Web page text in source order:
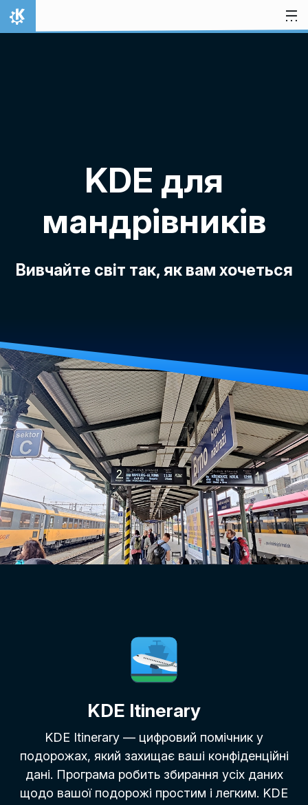
Перейти до вмісту
Домівка
KDE для
мандрівників
Вивчайте світ так, як вам хочеться
KDE Itinerary
KDE Itinerary — цифровий помічник у
подорожах, який захищає ваші конфіденційні
дані. Програма робить збирання усіх даних
щодо вашої подорожі простим і легким. KDE